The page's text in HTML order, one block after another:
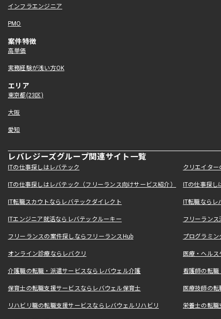
インフラエンジニア
PMO
案件特徴
高単価
実務経験が浅い方OK
エリア
東京都(23区)
大阪
愛知
レバレジーズグループ関連サイト一覧
ITの仕事探しはレバテック クリエイタ
ITの仕事探しはレバテック（フリーランス向けサービス紹介） ITの仕事探
IT転職スカウトならレバテックダイレクト IT転職なら
ITエンジニア就活ならレバテックルーキー フリーラン
フリーランスの案件探しならフリーランスHub プログラミ
オンライン診療ならレバクリ 医療・ヘル
介護職の転職・派遣サービスならレバウェル介護 看護師の転
保育士の転職支援サービスならレバウェル保育士 医療技師の
リハビリ職の転職支援サービスならレバウェルリハビリ 栄養士の転